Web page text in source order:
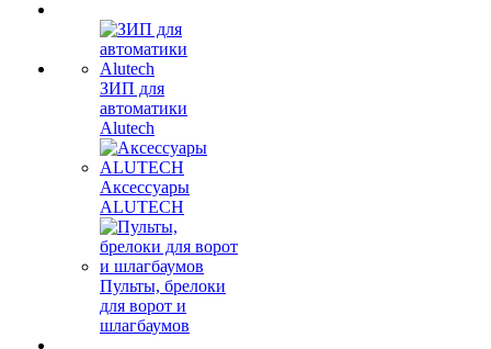
ЗИП для
автоматики
Alutech
Аксессуары
ALUTECH
Пульты, брелоки
для ворот и
шлагбаумов